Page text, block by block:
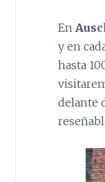
En
y en
hasta
delante